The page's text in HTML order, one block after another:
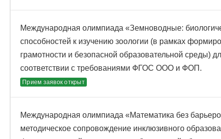
Международная олимпиада «Земноводные:
способностей к изучению зоологии (в рамках
грамотности и безопасной образовательной среды)
соответствии с требованиями ФГОС ООО и ФОП.
Прием заявок открыт
Международная олимпиада «Математика без
методическое сопровождение инклюзивного